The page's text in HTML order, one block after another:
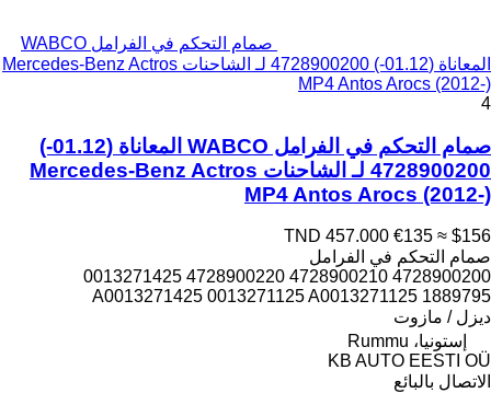
صمام التحكم في الفرامل WABCO
المعاناة (01.12-) 4728900200 لـ الشاحنات Mercedes-Benz Actros
MP4 Antos Arocs (2012-)
4
صمام التحكم في الفرامل WABCO المعاناة (01.12-)
4728900200 لـ الشاحنات Mercedes-Benz Actros
MP4 Antos Arocs (2012-)
TND 457.000 €135 ≈ $156
صمام التحكم في الفرامل
4728900200 4728900210 4728900220 0013271425
A0013271425 0013271125 A0013271125 1889795
ديزل / مازوت
إستونيا، Rummu
KB AUTO EESTI OÜ
الاتصال بالبائع